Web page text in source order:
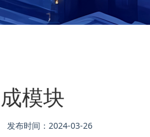
模块
发布时间：2024-03-26